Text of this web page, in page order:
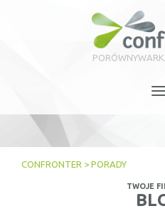
CONFRONTER > PORADY
TWOJE